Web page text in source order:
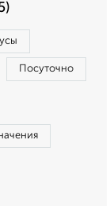
Посуточно